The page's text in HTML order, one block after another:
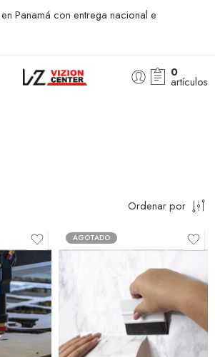
Panamá con entrega nacional e
0
artículos
Ordenar por
AGOTADO